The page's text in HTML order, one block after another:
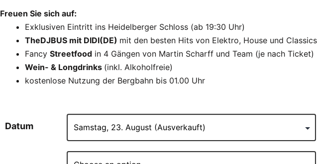
Freuen Sie sich auf:
Exklusiven Eintritt ins Heidelberger Schloss (ab 19:30 Uhr)
TheDJBUS mit DIDI(DE) mit den besten Hits von Elektro, House und Classics
Fancy Streetfoodin 4 Gängen von Martin Scharff und Team (je nach Ticket)
Wein- & Longdrinks (inkl. Alkoholfreie)
kostenlose Nutzung der Bergbahn bis 01.00 Uhr
Datum